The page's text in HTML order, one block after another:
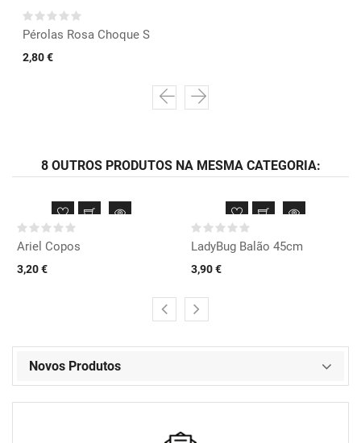
Pérolas Rosa Choque S
2,80 €
8 OUTROS PRODUTOS NA MESMA CATEGORIA:
Ariel Copos
3,20 €
LadyBug Balão 45cm
3,90 €
Novos Produtos